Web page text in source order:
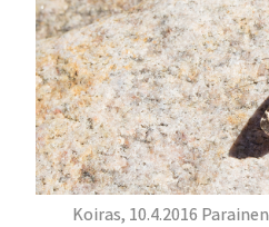
Koiras, 10.4.2016